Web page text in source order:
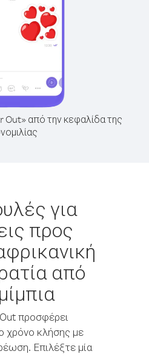
Out» από την κεφαλίδα της
για
προς
από
προσφέρει
χρόνο κλήσης με
Επιλέξτε μία